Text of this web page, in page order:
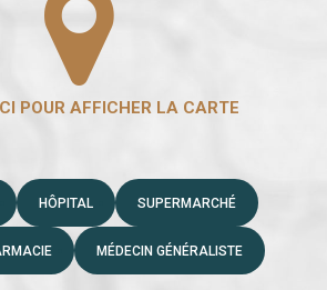
HÔPITAL SUPERMARCHÉ
MÉDECIN GÉNÉRALISTE